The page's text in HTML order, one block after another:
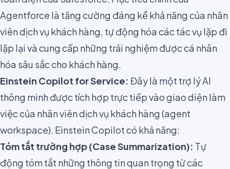
Agentforce là tăng cường đáng kể khả năng của nhân
viên dịch vụ khách hàng, tự động hóa các tác vụ lặp đi
lặp lại và cung cấp những trải nghiệm được cá nhân
hóa sâu sắc cho khách hàng.
Einstein Copilot for Service: Đây là một trợ lý AI
thông minh được tích hợp trực tiếp vào giao diện làm
việc của nhân viên dịch vụ khách hàng (agent
workspace). Einstein Copilot có khả năng:
Tóm tắt trường hợp (Case Summarization): Tự
động tóm tắt những thông tin quan trọng từ các